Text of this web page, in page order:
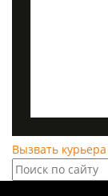
Вызвать курьера